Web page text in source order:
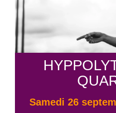
samedi 26